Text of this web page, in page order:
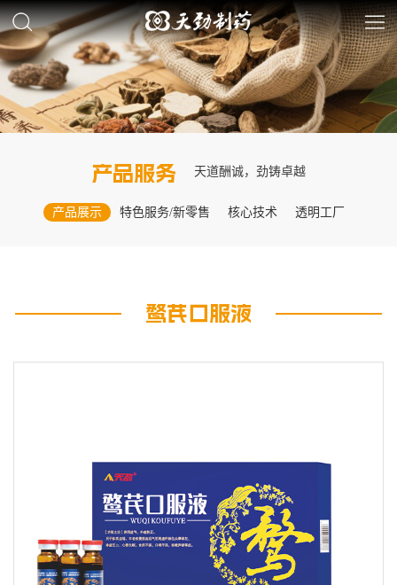
产品服务 天道酬诚，劲铸卓越
产品展示 特色服务/新零售 核心技术 透明工厂
鹜芪口服液